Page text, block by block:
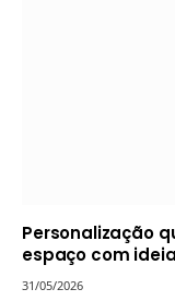
Personalização
espaço com
31/05/2026